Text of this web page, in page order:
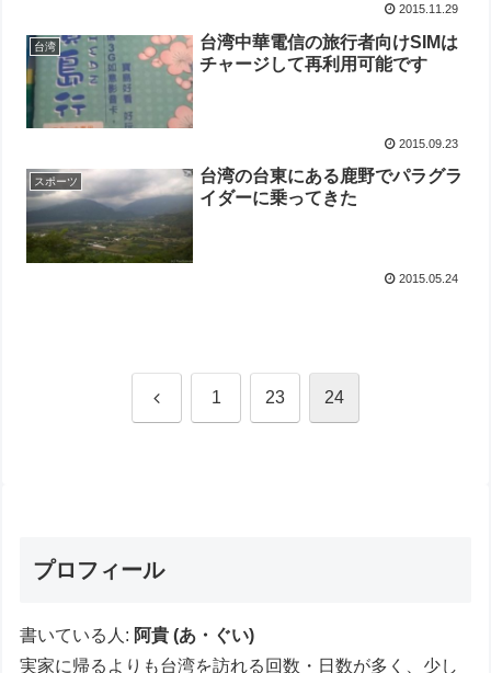
2015.11.29
台湾
台湾中華電信の旅行者向けSIMは
チャージして再利用可能です
2015.09.23
スポーツ
台湾の台東にある鹿野でパラグラ
イダーに乗ってきた
2015.05.24
Previous1 23 24
プロフィール
書いている人: 阿貴 (あ・ぐい)
実家に帰るよりも台湾を訪れる回数・日数が多く、少し